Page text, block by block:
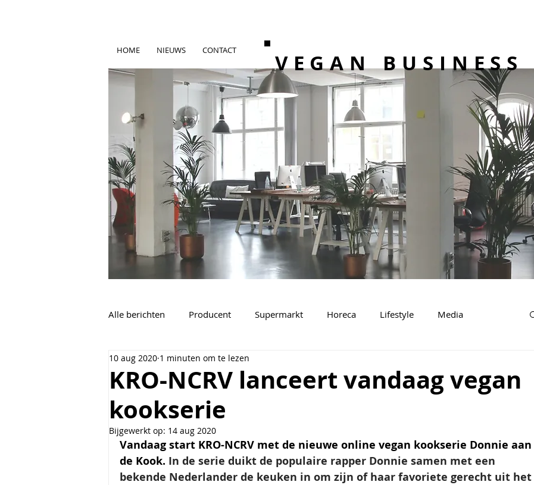
HOME NIEUWS CONTACT VEGAN BUSINESS
Alle berichten Producent Supermarkt Horeca Lifestyle Media
Vacatures Algemeen
KRO-NCRV lanceert vandaag vegan
kookserie
10 aug 2020 1 minuten om te lezen
Bijgewerkt op: 14 aug 2020
Vandaag start KRO-NCRV met de nieuwe online vegan kookserie Donnie aan
de Kook. In de serie duikt de populaire rapper Donnie samen met een
bekende Nederlander de keuken in om zijn of haar favoriete gerecht uit het